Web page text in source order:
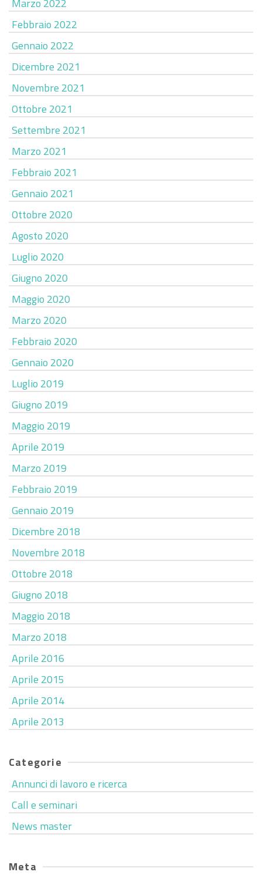
Marzo 2022
Febbraio 2022
Gennaio 2022
Dicembre 2021
Novembre 2021
Ottobre 2021
Settembre 2021
Marzo 2021
Febbraio 2021
Gennaio 2021
Ottobre 2020
Agosto 2020
Luglio 2020
Giugno 2020
Maggio 2020
Marzo 2020
Febbraio 2020
Gennaio 2020
Luglio 2019
Giugno 2019
Maggio 2019
Aprile 2019
Marzo 2019
Febbraio 2019
Gennaio 2019
Dicembre 2018
Novembre 2018
Ottobre 2018
Giugno 2018
Maggio 2018
Marzo 2018
Aprile 2016
Aprile 2015
Aprile 2014
Aprile 2013
Categorie
Annunci di lavoro e ricerca
Call e seminari
News master
Meta